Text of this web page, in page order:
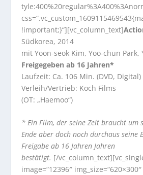
!important;}“][vc_column_text]
Südkorea, 2014
mit Yoon-seok Kim, Yoo-chun Park,
Freigegeben ab 16 Jahren*
Laufzeit: Ca. 106 Min. (DVD,
Verleih/Vertrieb: Koch Films
(OT: „Haemoo“)
* Ein Film, der seine Zeit braucht um
Ende aber doch noch durchaus seine
Freigabe ab 16 Jahren Jahren
bestätigt. [/
image=“12396″ img_size=“620×300″